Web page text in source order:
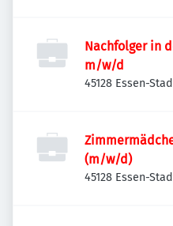
Nachfolger in
m/w/d
45128 Essen-
(m/w/d)
45128 Essen-